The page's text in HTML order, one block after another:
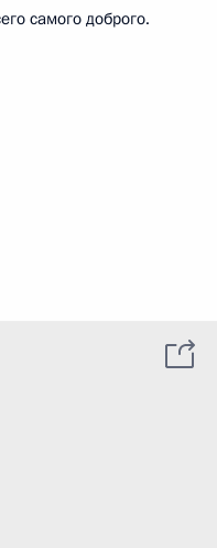
самого доброго.